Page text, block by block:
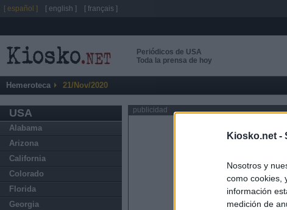
Kiosko.net -
Nosotros y
como cookies,
información
medición de
Periódicos de USA
Toda la prensa de hoy
Hemeroteca 21/Nov/2020
USA
Alabama
Arizona
California
Colorado
Florida
Georgia
publicidad
[ español ] [ english ] [ français ]